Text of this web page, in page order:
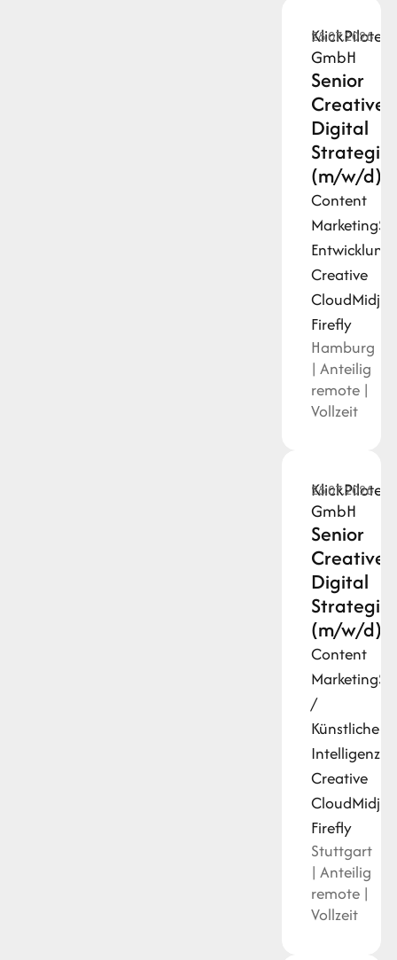
KlickPiloten
GmbH
Senior
Creative
Digital
Strategist
(m/w/d)
28.07.2026
Content
Marketing
Entwicklung
Creative
Cloud
Firefly
Hamburg
| Anteilig
remote |
Vollzeit
KlickPiloten
GmbH
Senior
Creative
Digital
Strategist
(m/w/d)
28.07.2026
Content
Marketing
/
Künstliche
Intelligenz
Creative
Cloud
Firefly
Stuttgart
| Anteilig
remote |
Vollzeit